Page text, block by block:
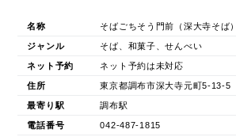
名称 そばごちそう門前（深大寺そば）
ジャンル そば、和菓子、せんべい
ネット予約 ネット予約は未対応
住所 東京都調布市深大寺元町5-13-5
最寄り駅 調布駅
電話番号 042-487-1815